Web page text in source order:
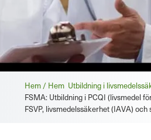
Brödsmula
Hem / Hem Utbildning i
FSMA: Utbildning i PCQI (livsmedel
FSVP, livsmedelssäkerhet (IAVA) och